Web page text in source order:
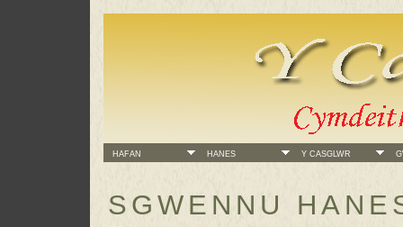
HAFAN HANES Y CASGLWR
SGWENNU